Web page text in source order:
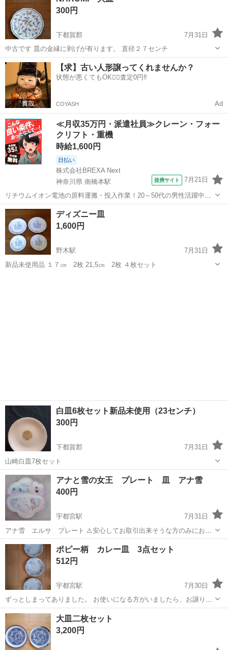
きましては、店...300円
下都賀郡
7月31日
中古です 皿の金縁に剥げが有ります。 直径２７センチ
栃木 下都賀郡 食器 NARUMI
【求】古い人形譲ってくれませんか？
状態が悪くてもOK🙆‍♀️査定0円‼️
COYASH Ad
≪月収35万円・派遣社員≫クレーン・フォー
クリフト・重機
時給1,600円
日払い
株式会社BREXA Next
神奈川県 南橋本駅
提携サイト 7月21日
リチウムイオン電池の原料運搬・投入作業！20～50代の男性活躍中★
ワンルーム寮完備！赴任旅費会社負担！年間休日130日★フォークリフ
ト免許お持ちの方、活躍中！就業先食堂利用可★《神奈川県相模原
市》 人気の工場のお仕事 ◇電...
神奈川 相模原市 南橋本駅
ディズニー皿
1,600円
野木駅
7月31日
新品未使用品 １７㎝ 2枚 21,5㎝ 2枚 ４枚セット
白皿6枚セット新品未使用（23センチ）
300円
下都賀郡
7月31日
山崎白皿7枚セット
栃木 下都賀郡 食器 セット
アナと雪の女王 プレート 皿 アナ雪
400円
宇都宮駅
7月31日
アナ雪 エルサ プレート ⚠️安心してお取引出来そうな方のみにお返
事返します。 (必ずプロフィールをご確認頂いた上でお問い合わせお願
いします) 最短取引可能日を記載お願いします。 お問い合わせが被っ
た際には、まとめて購...
栃木 宇都宮市 宇都宮駅 食器 アナと雪の女王
ポピー柄 カレー皿 3点セット
512円
宇都宮駅
7月30日
ずっとしまってありました。 お使いになる方がいましたら、お譲りし
ます。
栃木 宇都宮市 宇都宮駅
大皿二枚セット
3,200円